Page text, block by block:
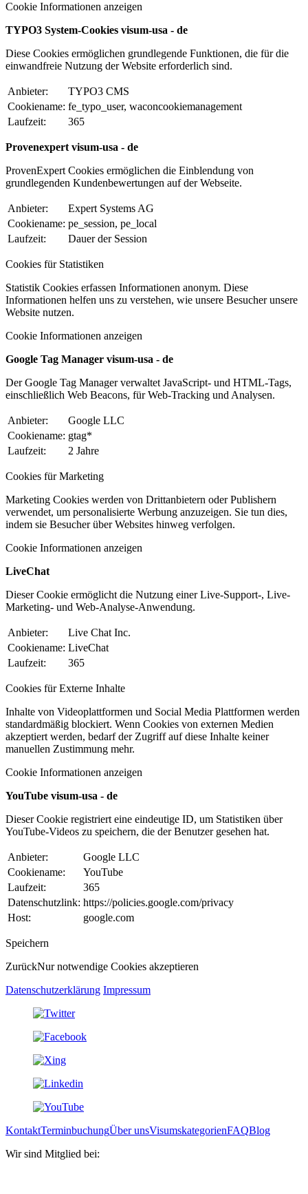
Cookie Informationen anzeigen
TYPO3 System-Cookies visum-usa - de
Diese Cookies ermöglichen grundlegende Funktionen, die für die
einwandfreie Nutzung der Website erforderlich sind.
Anbieter:
TYPO3 CMS
Cookiename: fe_typo_user, waconcookiemanagement
Laufzeit:
365
Provenexpert visum-usa - de
ProvenExpert Cookies ermöglichen die Einblendung von
grundlegenden Kundenbewertungen auf der Webseite.
Anbieter:
Expert Systems AG
Cookiename: pe_session, pe_local
Laufzeit:
Dauer der Session
Cookies für Statistiken
Statistik Cookies erfassen Informationen anonym. Diese
Informationen helfen uns zu verstehen, wie unsere Besucher unsere
Website nutzen.
Cookie Informationen anzeigen
Google Tag Manager visum-usa - de
Der Google Tag Manager verwaltet JavaScript- und HTML-Tags,
einschließlich Web Beacons, für Web-Tracking und Analysen.
Anbieter:
Google LLC
Cookiename: gtag*
Laufzeit:
2 Jahre
Cookies für Marketing
Marketing Cookies werden von Drittanbietern oder Publishern
verwendet, um personalisierte Werbung anzuzeigen. Sie tun dies,
indem sie Besucher über Websites hinweg verfolgen.
Cookie Informationen anzeigen
LiveChat
Dieser Cookie ermöglicht die Nutzung einer Live-Support-, Live-
Marketing- und Web-Analyse-Anwendung.
Anbieter:
Live Chat Inc.
Cookiename: LiveChat
Laufzeit:
365
Cookies für Externe Inhalte
Inhalte von Videoplattformen und Social Media Plattformen werden
standardmäßig blockiert. Wenn Cookies von externen Medien
akzeptiert werden, bedarf der Zugriff auf diese Inhalte keiner
manuellen Zustimmung mehr.
Cookie Informationen anzeigen
YouTube visum-usa - de
Dieser Cookie registriert eine eindeutige ID, um Statistiken über
YouTube-Videos zu speichern, die der Benutzer gesehen hat.
Anbieter:
Google LLC
Cookiename:
YouTube
Laufzeit:
365
Datenschutzlink: https://policies.google.com/privacy
Host:
google.com
Speichern
ZurückNur notwendige Cookies akzeptieren
Datenschutzerklärung Impressum
KontaktTerminbuchungÜber unsVisumskategorienFAQBlog
Wir sind Mitglied bei: